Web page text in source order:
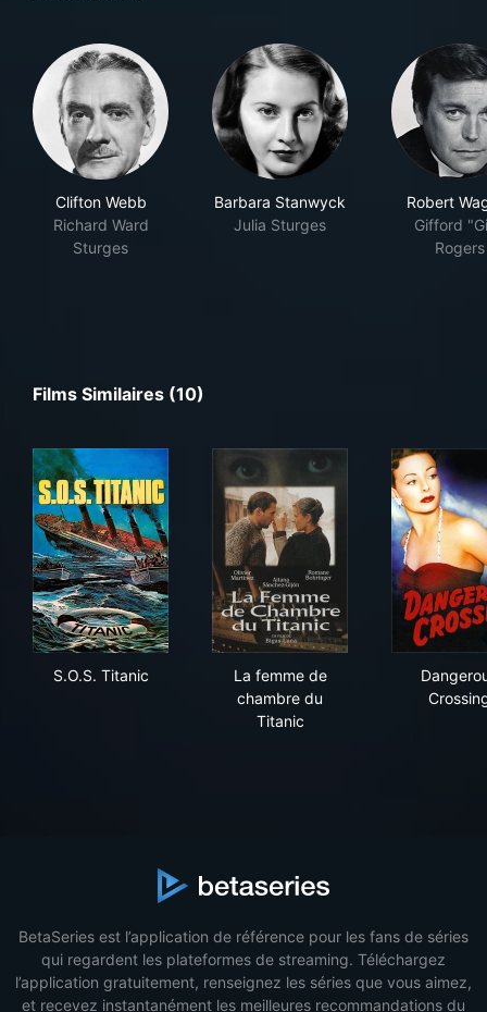
Clifton Webb
Richard Ward
Sturges
Barbara Stanwyck
Julia Sturges
Robert
Gifford
Rogers
Films Similaires (10)
S.O.S. Titanic
La femme de
chambre du
Titanic
BetaSeries est l’application de référence pour les fans de séries
qui regardent les plateformes de streaming. Téléchargez
l’application gratuitement, renseignez les séries que vous aimez,
et recevez instantanément les meilleures recommandations du